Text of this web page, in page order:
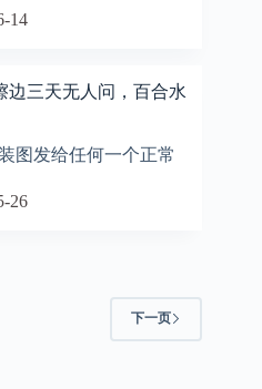
14
边三天无人问，百合水
图发给任何一个正常
26
下一页